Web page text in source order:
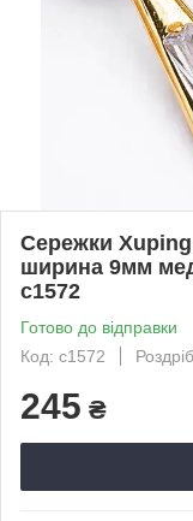
Сережки
ширина 9мм
с1572
Готово до відправки
Код: с1572
Роздріб
245 ₴